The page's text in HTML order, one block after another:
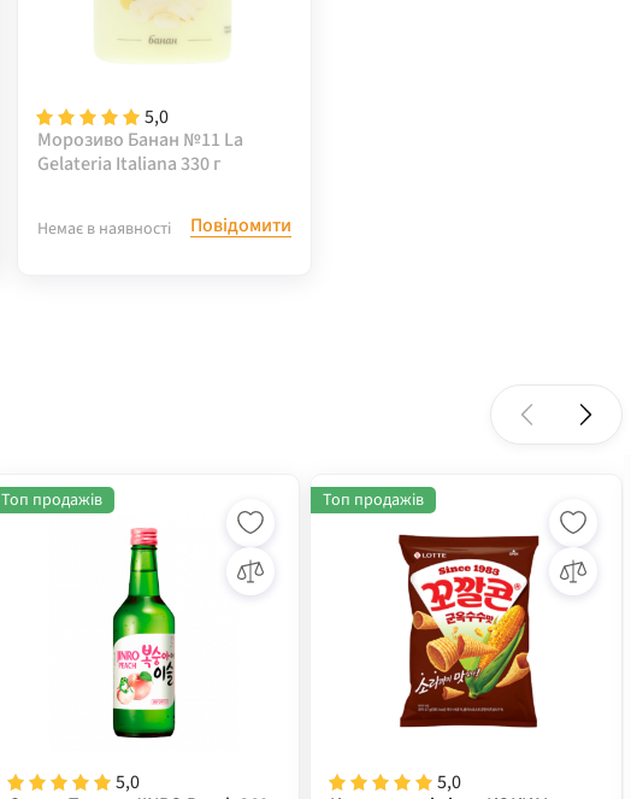
5,0
Морозиво Банан №11 La
Gelateria Italiana 330 г
Немає в наявності Повідомити
5,0
Топ продажів
5,0
Топ продажів